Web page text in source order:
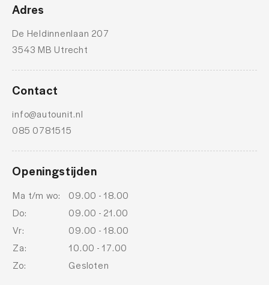
Adres
De Heldinnenlaan 207
3543 MB Utrecht
Contact
info@autounit.nl
085 0781515
Openingstijden
Ma t/m wo:
09.00 - 18.00
Do:
09.00 - 21.00
Vr:
09.00 - 18.00
Za:
10.00 - 17.00
Zo:
Gesloten